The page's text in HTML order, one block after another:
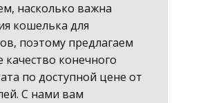
насколько важна
кошелька для
поэтому предлагаем
качество конечного
по доступной цене от
С нами вам